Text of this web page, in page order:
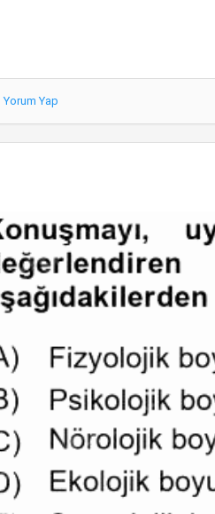
Yorum Yap